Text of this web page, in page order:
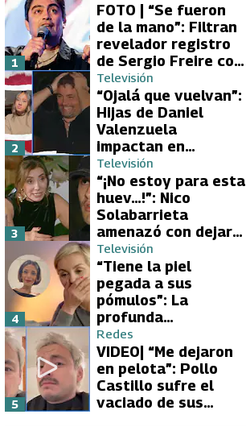
FOTO | “Se fueron
de la mano”: Filtran
revelador registro
de Sergio Freire con
supuesta nueva
conquista
1
Televisión
“Ojalá que vuelvan”:
Hijas de Daniel
Valenzuela
impactan en
Volverías con tu Ex
2 con directa
petición a su papá
sobre Yamila Reyna
2
Televisión
“¡No estoy para esta
huev…!”: Nico
Solabarrieta
amenazó con dejar
Volverías con tu Ex
tras encontrón con
Carmen Gloria
Arroyo
3
Televisión
“Tiene la piel
pegada a sus
pómulos”: La
profunda
preocupación de
Fran García-
Huidobro por la
extrema delgadez
de Kathy Orellana
4
Redes
VIDEO| “Me dejaron
en pelota”: Pollo
Castillo sufre el
vaciado de sus
5